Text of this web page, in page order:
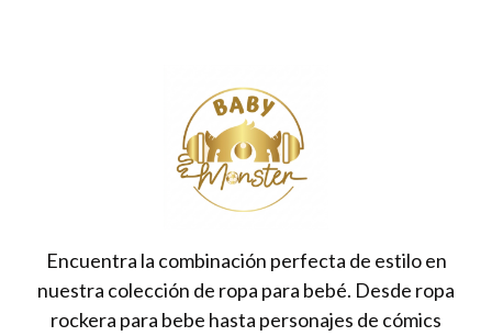
Encuentra la combinación perfecta de estilo en
nuestra colección de ropa para bebé. Desde ropa
rockera para bebe hasta personajes de cómics